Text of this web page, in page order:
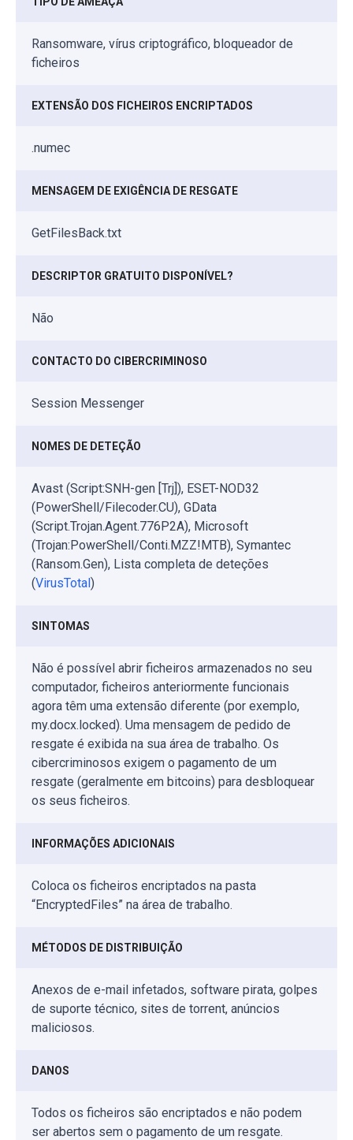
Ransomware, vírus criptográfico, bloqueador de
ficheiros
EXTENSÃO DOS FICHEIROS ENCRIPTADOS
.numec
MENSAGEM DE EXIGÊNCIA DE RESGATE
GetFilesBack.txt
DESCRIPTOR GRATUITO DISPONÍVEL?
Não
CONTACTO DO CIBERCRIMINOSO
Session Messenger
NOMES DE DETEÇÃO
Avast (Script:SNH-gen [Trj]), ESET-NOD32
(PowerShell/Filecoder.CU), GData
(Script.Trojan.Agent.776P2A), Microsoft
(Trojan:PowerShell/Conti.MZZ!MTB), Symantec
(Ransom.Gen), Lista completa de deteções
(VirusTotal)
SINTOMAS
Não é possível abrir ficheiros armazenados no seu
computador, ficheiros anteriormente funcionais
agora têm uma extensão diferente (por exemplo,
my.docx.locked). Uma mensagem de pedido de
resgate é exibida na sua área de trabalho. Os
cibercriminosos exigem o pagamento de um
resgate (geralmente em bitcoins) para desbloquear
os seus ficheiros.
INFORMAÇÕES ADICIONAIS
Coloca os ficheiros encriptados na pasta
“EncryptedFiles” na área de trabalho.
MÉTODOS DE DISTRIBUIÇÃO
Anexos de e-mail infetados, software pirata, golpes
de suporte técnico, sites de torrent, anúncios
maliciosos.
DANOS
Todos os ficheiros são encriptados e não podem
ser abertos sem o pagamento de um resgate.